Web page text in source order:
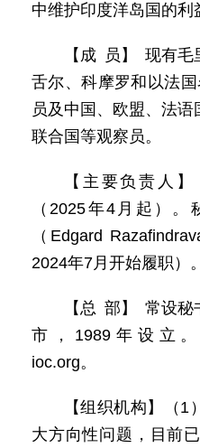
中维护印度洋岛国的利
【成 员】 现有
舌尔、科摩罗和以法
员及中国、欧盟、法语
联合国等观察员。
【主要负责人
（2025年4月起）
（Edgard
2024年7月开始履职）。
【总 部】 常设
市，1989年设立。
ioc.org。
【组织机构】（
大方向性问题，目前